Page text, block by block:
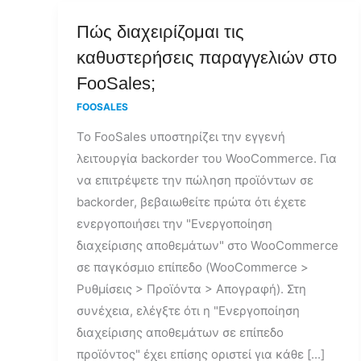
Πώς διαχειρίζομαι τις
καθυστερήσεις παραγγελιών στο
FooSales;
FOOSALES
Το FooSales υποστηρίζει την εγγενή
λειτουργία backorder του WooCommerce. Για
να επιτρέψετε την πώληση προϊόντων σε
backorder, βεβαιωθείτε πρώτα ότι έχετε
ενεργοποιήσει την "Ενεργοποίηση
διαχείρισης αποθεμάτων" στο WooCommerce
σε παγκόσμιο επίπεδο (WooCommerce >
Ρυθμίσεις > Προϊόντα > Απογραφή). Στη
συνέχεια, ελέγξτε ότι η "Ενεργοποίηση
διαχείρισης αποθεμάτων σε επίπεδο
προϊόντος" έχει επίσης οριστεί για κάθε [...]
Πώς
διαχειρίζομαι
καθυστερήσεις
στο
FooSales;